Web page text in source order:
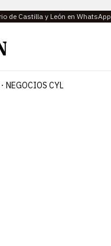
de Castilla y León en WhatsApp
NEGOCIOS CYL